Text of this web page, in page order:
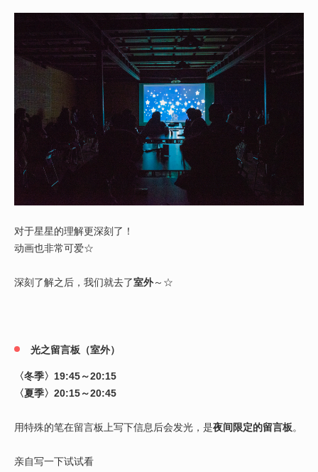
对于星星的理解更深刻了！
动画也非常可爱☆
深刻了解之后，我们就去了室外～☆
光之留言板（室外）
〈冬季〉19:45～20:15
〈夏季〉20:15～20:45
用特殊的笔在留言板上写下信息后会发光，是夜间限定的留言板。
亲自写一下试试看